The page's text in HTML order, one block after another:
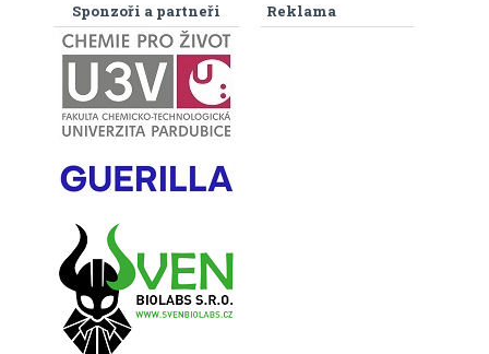
Reklama
Sponzoři a partneři